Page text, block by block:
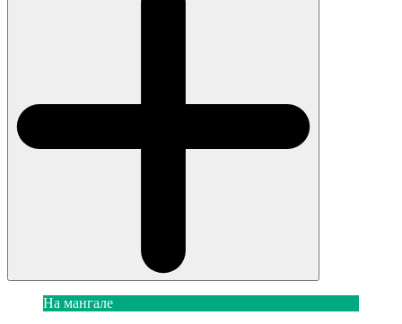
На мангале